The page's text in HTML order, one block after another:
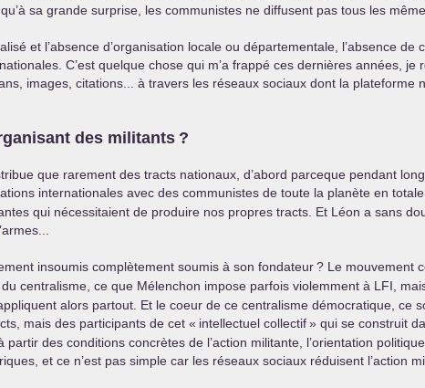
sa grande surprise, les communistes ne diffusent pas tous les
et l’absence d’organisation locale ou départementale, l’absence de
C’est quelque chose qui m’a frappé ces dernières années, je
images, citations... à travers les réseaux sociaux dont la plateforme
des militants ?
que rarement des tracts nationaux, d’abord parceque pendant
internationales avec des communistes de toute la planète en
qui nécessitaient de produire nos propres tracts. Et Léon a sans
insoumis complètement soumis à son fondateur? Le mouvement
centralisme, ce que Mélenchon impose parfois violemment à LFI ,
alors partout. Et le coeur de ce centralisme démocratique, ce
mais des participants de cet « intellectuel collectif» qui se construit
des conditions concrètes de l’action militante, l’orientation
et ce n’est pas simple car les réseaux sociaux réduisent l’action